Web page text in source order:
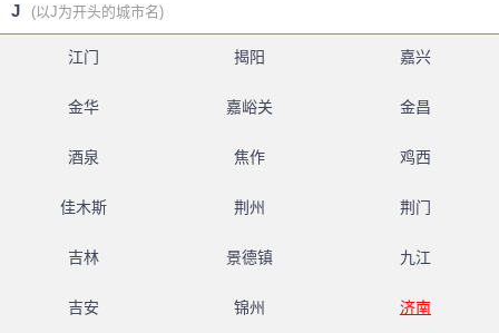
J (以J为开头的城市名)
江门 揭阳 嘉兴
金华 嘉峪关 金昌
酒泉 焦作 鸡西
佳木斯 荆州 荆门
吉林 景德镇 九江
吉安 锦州 济南